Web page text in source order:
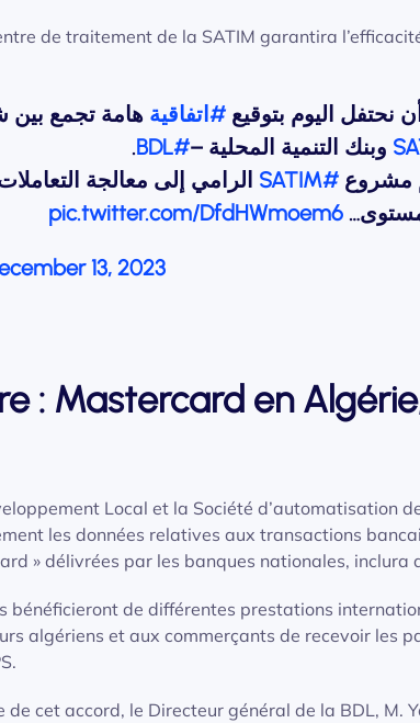
de traitement de la SATIM garantira
نحتفل اليوم بتوقيع #اتفاقية هامة تجمع بين
وبنك التنمية المحلية –#BDL
.
مشروع #SATIM
الرامي إلى معالجة
pic.twitter.com/DfdHWmoem6
13, 2023
: Mastercard en
Local et la Société d’automatisation
les données relatives aux transactions
» délivrées par les banques nationales, inclura
bénéficieront de différentes prestations
algériens et aux commerçants de recevoir les
cet accord, le Directeur général de la BDL, M.